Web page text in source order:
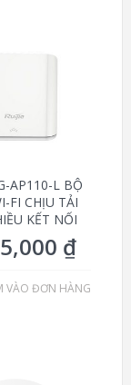
AP110-L BỘ
FI CHỊU TẢI
KẾT NỐI
₫
VÀO ĐƠN HÀNG